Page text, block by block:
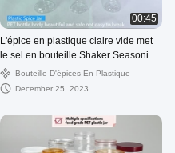
00:45
L'épice en plastique claire vide met
le sel en bouteille Shaker Seasoning
Jars Bulk d'ANIMAL FAMILIER de
100Ml 250Ml
Bouteille D'épices En Plastique
December 25, 2023